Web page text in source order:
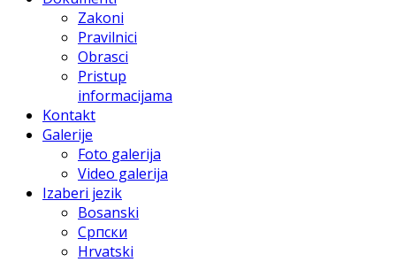
Zakoni
Pravilnici
Obrasci
Pristup
informacijama
Kontakt
Galerije
Foto galerija
Video galerija
Izaberi jezik
Bosanski
Српски
Hrvatski